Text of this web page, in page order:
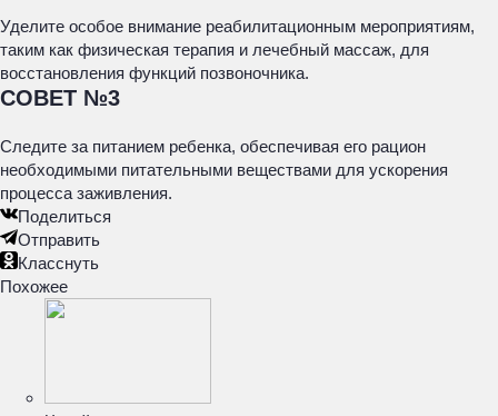
Уделите особое внимание реабилитационным мероприятиям,
таким как физическая терапия и лечебный массаж, для
восстановления функций позвоночника.
СОВЕТ №3
Следите за питанием ребенка, обеспечивая его рацион
необходимыми питательными веществами для ускорения
процесса заживления.
Поделиться
Отправить
Класснуть
Похожее